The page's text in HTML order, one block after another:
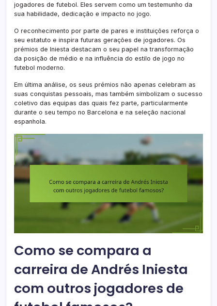
jogadores de futebol. Eles servem como um testemunho da
sua habilidade, dedicação e impacto no jogo.
O reconhecimento por parte de pares e instituições reforça o
seu estatuto e inspira futuras gerações de jogadores. Os
prémios de Iniesta destacam o seu papel na transformação
da posição de médio e na influência do estilo de jogo no
futebol moderno.
Em última análise, os seus prémios não apenas celebram as
suas conquistas pessoais, mas também simbolizam o sucesso
coletivo das equipas das quais fez parte, particularmente
durante o seu tempo no Barcelona e na seleção nacional
espanhola.
Como se compara a
carreira de Andrés Iniesta
com outros jogadores de